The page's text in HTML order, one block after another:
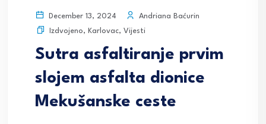
December 13, 2024
Andriana Baćurin
Izdvojeno, Karlovac, Vijesti
Sutra asfaltiranje prvim
slojem asfalta dionice
Mekušanske ceste